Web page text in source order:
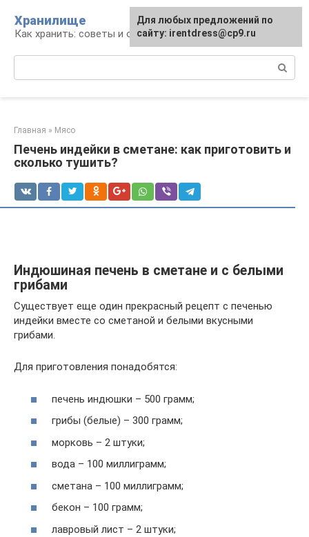
контенту
Хранилище
Как хранить: советы и опыт
Главная » Мясо
Печень индейки в сметане: как приготовить и
сколько тушить?
Индюшиная печень в сметане и с белыми
грибами
Существует еще один прекрасный рецепт с печенью
индейки вместе со сметаной и белыми вкусными
грибами.
Для приготовления понадобятся:
печень индюшки – 500 грамм;
грибы (белые) – 300 грамм;
морковь – 2 штуки;
вода – 100 миллиграмм;
сметана – 100 миллиграмм;
бекон – 100 грамм;
лавровый лист – 2 штуки;
Для любых предложений по
сайту: irentdress@cp9.ru